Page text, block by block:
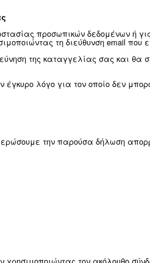
Όταν η ένσταση
τη φορητότητα των
και
υπόκειται σε
άλλων ή
που
που έχει
στοιχείων σας.
σας που
των πληροφοριών που